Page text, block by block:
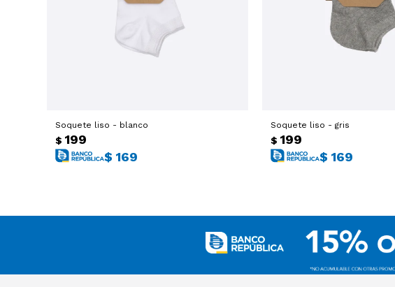
Soquete liso - blanco
$ 199
$ 169
Soquete liso - gris
$ 199
$ 169